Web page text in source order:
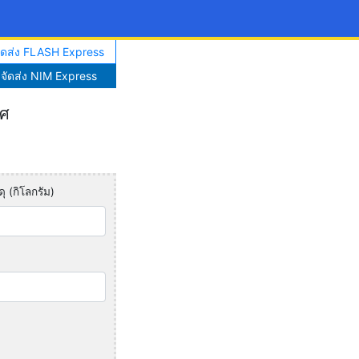
ส่ง FLASH Express
ดส่ง NIM Express
(กิโลกรัม)